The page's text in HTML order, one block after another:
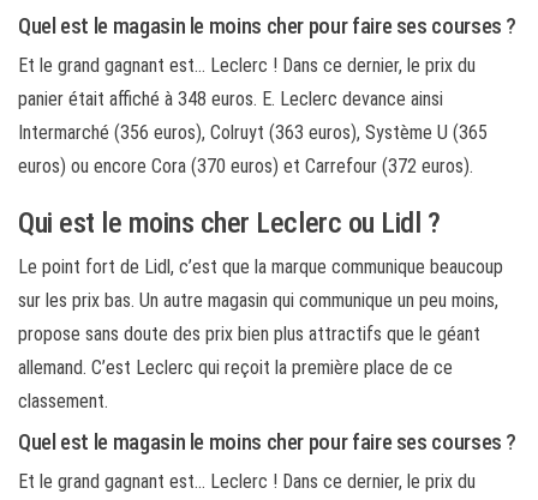
Quel est le magasin le moins cher pour faire ses courses ?
Et le grand gagnant est… Leclerc ! Dans ce dernier, le prix du
panier était affiché à 348 euros. E. Leclerc devance ainsi
Intermarché (356 euros), Colruyt (363 euros), Système U (365
euros) ou encore Cora (370 euros) et Carrefour (372 euros).
Qui est le moins cher Leclerc ou Lidl ?
Le point fort de Lidl, c’est que la marque communique beaucoup
sur les prix bas. Un autre magasin qui communique un peu moins,
propose sans doute des prix bien plus attractifs que le géant
allemand. C’est Leclerc qui reçoit la première place de ce
classement.
Quel est le magasin le moins cher pour faire ses courses ?
Et le grand gagnant est… Leclerc ! Dans ce dernier, le prix du